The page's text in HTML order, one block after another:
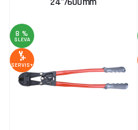
8 %
SLEVA
SERVIS+